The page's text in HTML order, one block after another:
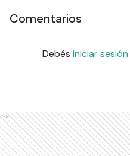
Comentarios
Debés iniciar sesión
Ads